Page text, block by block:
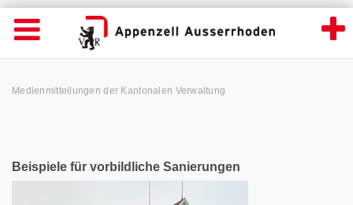
News Detailansicht - Appenzell
Wichtige
Seiten
Home
Inhalt
Navigation öffnen
Inhalt
Pfadnavigation
Medienmitteilungen der Kantonalen Verwaltung
Beispiele für vorbildliche Sanierungen